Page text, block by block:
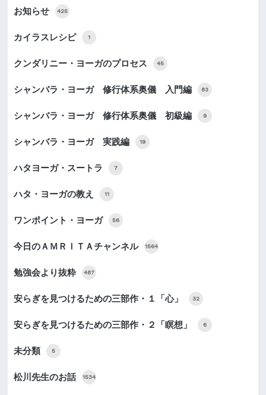
お知らせ 425
カイラスレシピ 1
クンダリニー・ヨーガのプロセス 45
シャンバラ・ヨーガ 修行体系奥儀 入門編 83
シャンバラ・ヨーガ 修行体系奥儀 初級編 9
シャンバラ・ヨーガ 実践編 19
ハタヨーガ・スートラ 7
ハタ・ヨーガの教え 11
ワンポイント・ヨーガ 56
今日のＡＭＲＩＴＡチャンネル 1564
勉強会より抜粋 487
安らぎを見つけるための三部作・１「心」 32
安らぎを見つけるための三部作・２「瞑想」 6
未分類 5
松川先生のお話 1534